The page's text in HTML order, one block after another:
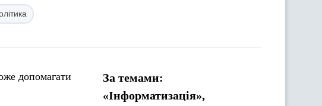
допомагати
За темами:
«Інформатизація»,